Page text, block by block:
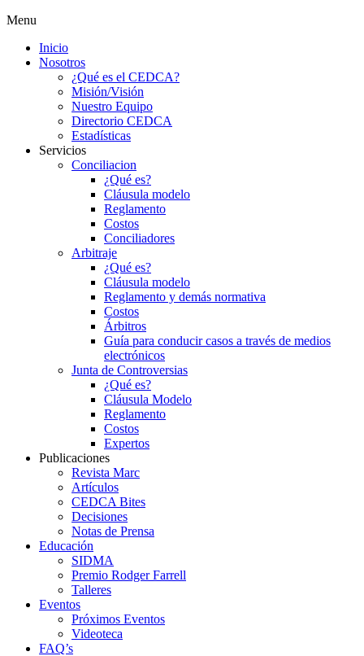
Menu
Inicio
Nosotros
¿Qué es el CEDCA?
Misión/Visión
Nuestro Equipo
Directorio CEDCA
Estadísticas
Servicios
Conciliacion
¿Qué es?
Cláusula modelo
Reglamento
Costos
Conciliadores
Arbitraje
¿Qué es?
Cláusula modelo
Reglamento y demás normativa
Costos
Árbitros
Guía para conducir casos a través de medios
electrónicos
Junta de Controversias
¿Qué es?
Cláusula Modelo
Reglamento
Costos
Expertos
Publicaciones
Revista Marc
Artículos
CEDCA Bites
Decisiones
Notas de Prensa
Educación
SIDMA
Premio Rodger Farrell
Talleres
Eventos
Próximos Eventos
Videoteca
FAQ’s